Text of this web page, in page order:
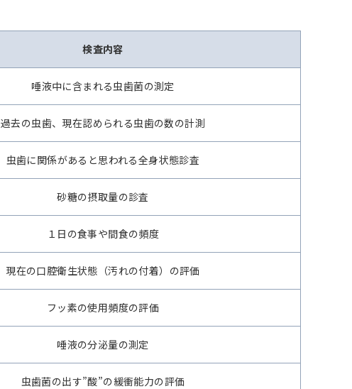
検査内容
唾液中に含まれる虫歯菌の測定
過去の虫歯、現在認められる虫歯の数の計測
虫歯に関係があると思われる全身状態診査
砂糖の摂取量の診査
１日の食事や間食の頻度
現在の口腔衛生状態（汚れの付着）の評価
フッ素の使用頻度の評価
唾液の分泌量の測定
虫歯菌の出す”酸”の緩衝能力の評価